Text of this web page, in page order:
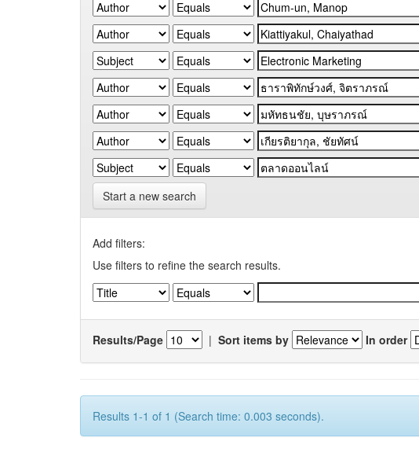
Start a new search
Add filters:
Use filters to refine the search results.
Results/Page | Sort items by In order
Results 1-1 of 1 (Search time: 0.003 seconds).